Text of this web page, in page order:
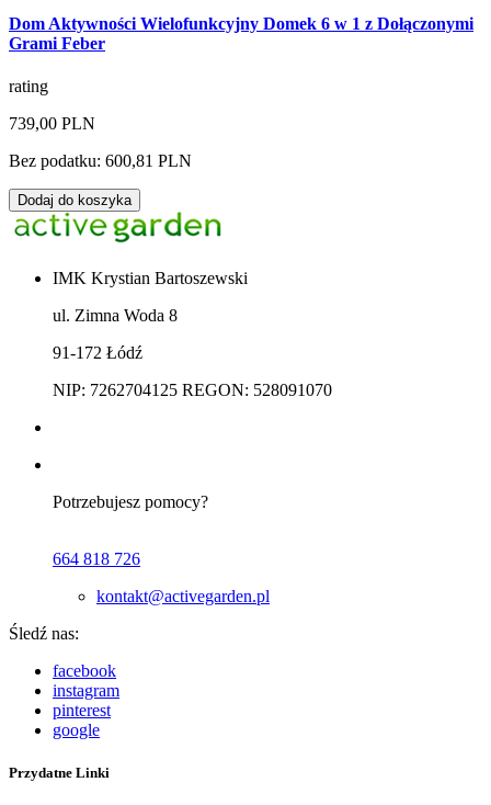
Dom Aktywności Wielofunkcyjny Domek 6 w 1 z Dołączonymi
Grami Feber
rating
739,00 PLN
Bez podatku: 600,81 PLN
Dodaj do koszyka
IMK Krystian Bartoszewski
ul. Zimna Woda 8
91-172 Łódź
NIP: 7262704125 REGON: 528091070
Potrzebujesz pomocy?
664 818 726
kontakt@activegarden.pl
Śledź nas:
facebook
instagram
pinterest
google
Przydatne Linki